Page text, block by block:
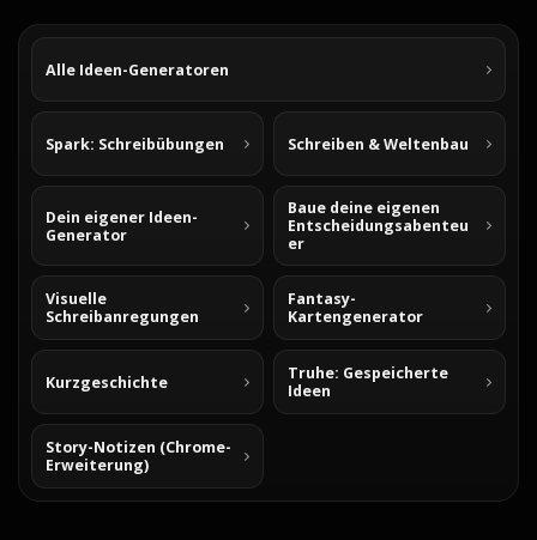
Alle Ideen-Generatoren
Spark: Schreibübungen Schreiben & Weltenbau
Dein eigener Ideen-
Generator
Baue deine eigenen
Entscheidungsabenteu
er
Visuelle
Schreibanregungen
Fantasy-
Kartengenerator
Kurzgeschichte
Truhe: Gespeicherte
Ideen
Story-Notizen (Chrome-
Erweiterung)